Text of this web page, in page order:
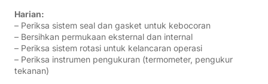
Harian:
– Periksa sistem seal dan gasket untuk kebocoran
– Bersihkan permukaan eksternal dan internal
– Periksa sistem rotasi untuk kelancaran operasi
– Periksa instrumen pengukuran (termometer, pengukur
tekanan)